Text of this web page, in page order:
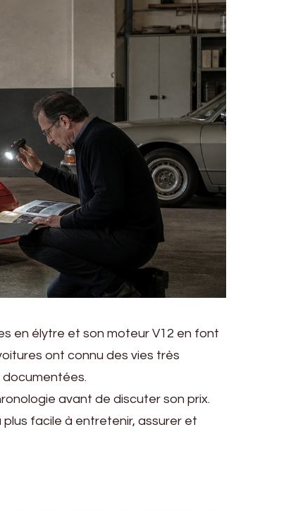
en élytre et son moteur V12 en font
ont connu des vies très
avant de discuter son prix.
facile à entretenir, assurer et